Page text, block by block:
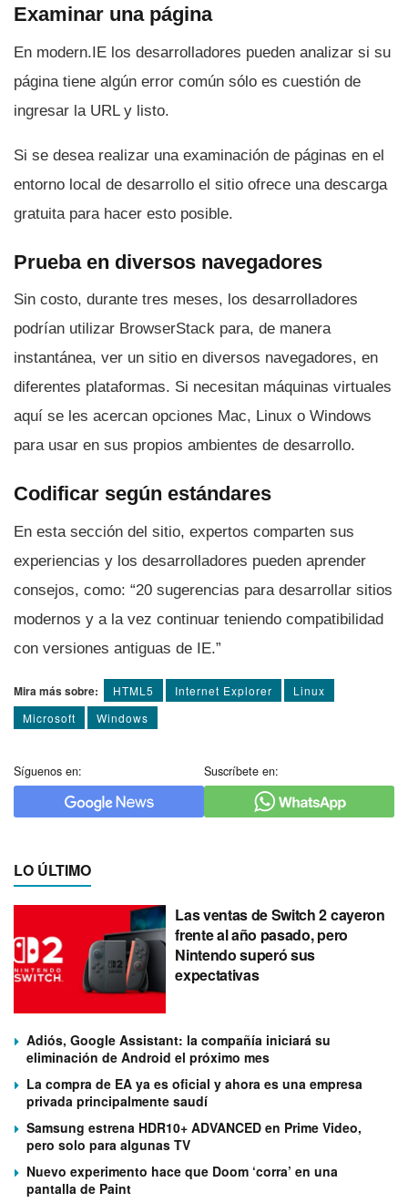
Examinar una página
En modern.IE los desarrolladores pueden analizar si su
página tiene algún error común sólo es cuestión de
ingresar la URL y listo.
Si se desea realizar una examinación de páginas en el
entorno local de desarrollo el sitio ofrece una descarga
gratuita para hacer esto posible.
Prueba en diversos navegadores
Sin costo, durante tres meses, los desarrolladores
podrí­an utilizar BrowserStack para, de manera
instantánea, ver un sitio en diversos navegadores, en
diferentes plataformas. Si necesitan máquinas virtuales
aquí­ se les acercan opciones Mac, Linux o Windows
para usar en sus propios ambientes de desarrollo.
Codificar según estándares
En esta sección del sitio, expertos comparten sus
experiencias y los desarrolladores pueden aprender
consejos, como: “20 sugerencias para desarrollar sitios
modernos y a la vez continuar teniendo compatibilidad
con versiones antiguas de IE.”
Mira más sobre: HTML5 Internet Explorer
Linux
Microsoft
Windows
Síguenos en: Suscríbete en:
LO ÚLTIMO
Las ventas de Switch 2 cayeron
frente al año pasado, pero
Nintendo superó sus
expectativas
Adiós, Google Assistant: la compañía iniciará su
eliminación de Android el próximo mes
La compra de EA ya es oficial y ahora es una empresa
privada principalmente saudí
Samsung estrena HDR10+ ADVANCED en Prime Video,
pero solo para algunas TV
Nuevo experimento hace que Doom ‘corra’ en una
pantalla de Paint